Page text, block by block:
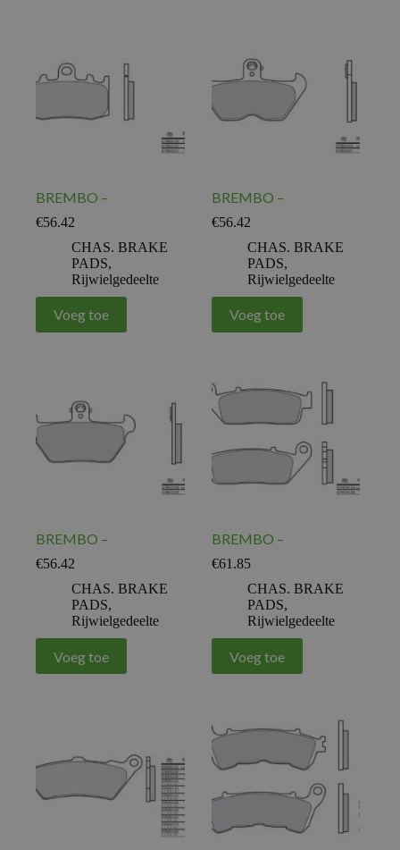
BREMBO –
€56.42
CHAS. BRAKE
PADS,
Rijwielgedeelte
Voeg toe
BREMBO –
€56.42
CHAS. BRAKE
PADS,
Rijwielgedeelte
Voeg toe
BREMBO –
€56.42
CHAS. BRAKE
PADS,
Rijwielgedeelte
Voeg toe
BREMBO –
€61.85
CHAS. BRAKE
PADS,
Rijwielgedeelte
Voeg toe